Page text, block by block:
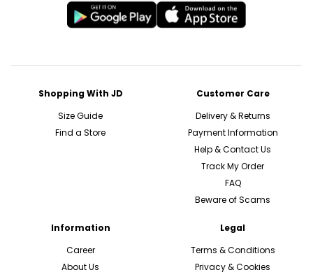
Shopping With JD
Size Guide
Find a Store
Customer Care
Delivery & Returns
Payment Information
Help & Contact Us
Track My Order
FAQ
Beware of Scams
Information
Career
About Us
Legal
Terms & Conditions
Privacy & Cookies